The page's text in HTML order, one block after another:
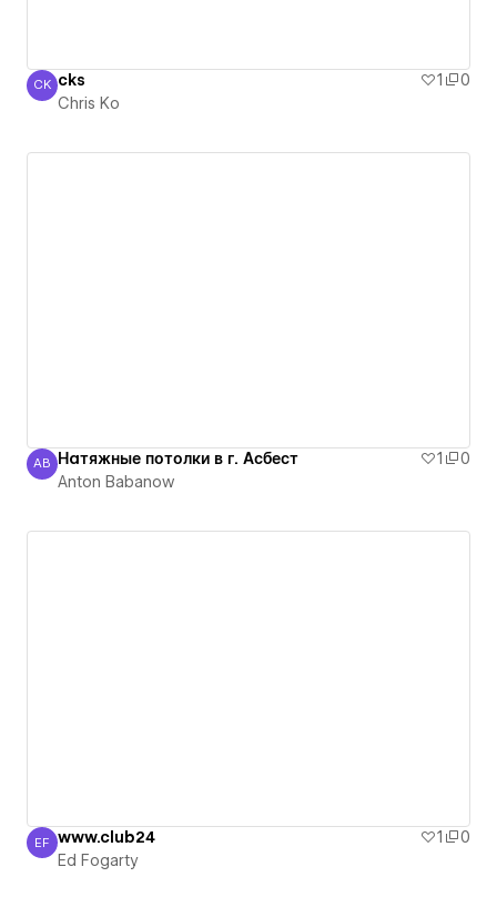
Chris Ko
CK cks 1
0
Chris Ko
Anton Babanow
AB Натяжные потолки в г. Асбест 1
0
Anton Babanow
Ed Fogarty
EF www.club24 1
0
Ed Fogarty